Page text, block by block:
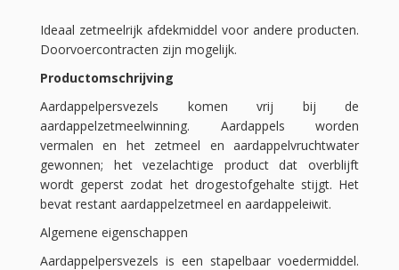
Ideaal zetmeelrijk afdekmiddel voor andere producten.
Doorvoercontracten zijn mogelijk.
Productomschrijving
Aardappelpersvezels komen vrij bij de
aardappelzetmeelwinning. Aardappels worden
vermalen en het zetmeel en aardappelvruchtwater
gewonnen; het vezelachtige product dat overblijft
wordt geperst zodat het drogestofgehalte stijgt. Het
bevat restant aardappelzetmeel en aardappeleiwit.
Algemene eigenschappen
Aardappelpersvezels is een stapelbaar voedermiddel.